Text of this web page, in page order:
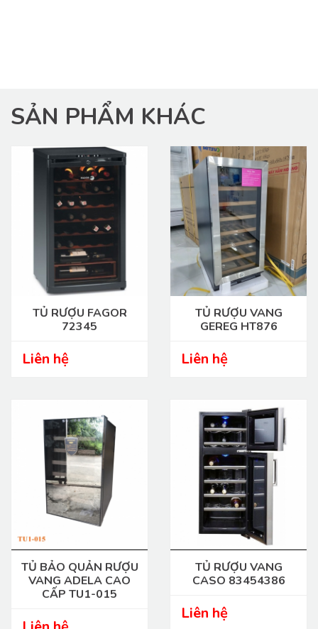
SẢN PHẨM KHÁC
TỦ RƯỢU FAGOR
72345
Liên hệ
TỦ RƯỢU VANG
GEREG HT876
Liên hệ
TỦ BẢO QUẢN RƯỢU
VANG ADELA CAO
CẤP TU1-015
TỦ RƯỢU VANG
CASO 83454386
Liên hệ